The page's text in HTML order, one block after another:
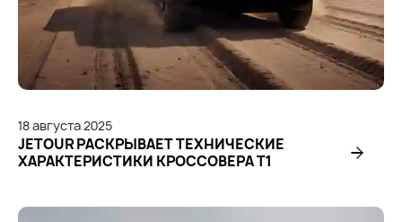
18августа2025
JETOUR РАСКРЫВАЕТ ТЕХНИЧЕСКИЕ
ХАРАКТЕРИСТИКИ КРОССОВЕРА T1